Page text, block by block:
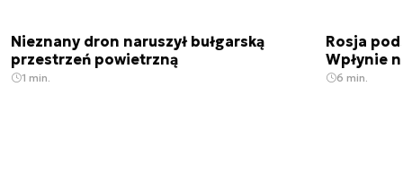
Nieznany dron naruszył bułgarską
przestrzeń powietrzną
1 min.
Rosja
Wpłynie
6 min.